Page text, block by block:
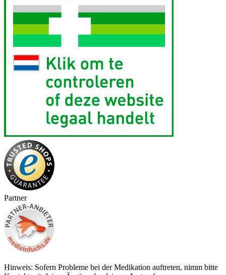
Partner
Hinweis: Sofern Probleme bei der Medikation auftreten, nimm bitte